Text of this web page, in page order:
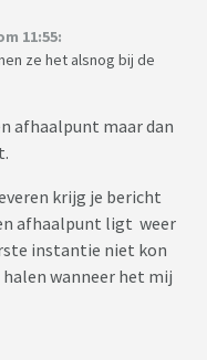
11:55:
ze het alsnog bij de
afhaalpunt maar dan
krijg je bericht
afhaalpunt ligt weer
instantie niet kon
wanneer het mij